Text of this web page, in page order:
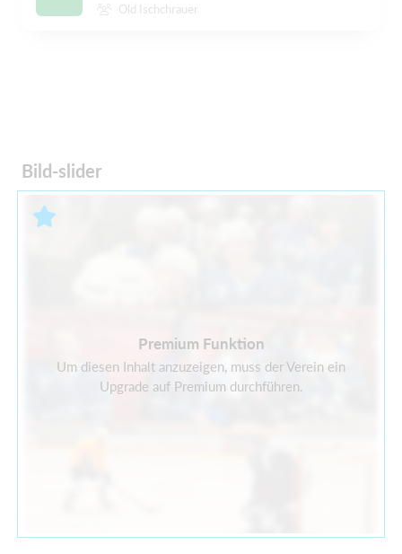
Old Ischchrauer
Bild-slider
Premium Funktion
Um diesen Inhalt anzuzeigen, muss der Verein ein
Upgrade auf Premium durchführen.